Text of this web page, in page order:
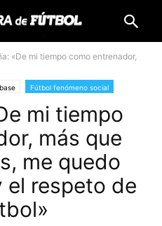
«De mi tiempo como entrenador,
Fútbol fenómeno social
mi tiempo
más que
me quedo
el respeto de